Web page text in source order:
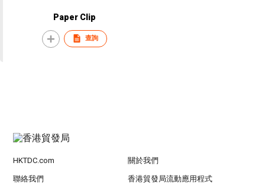
Paper Clip
查詢
HKTDC.com 關於我們
聯絡我們 香港貿發局流動應用程式